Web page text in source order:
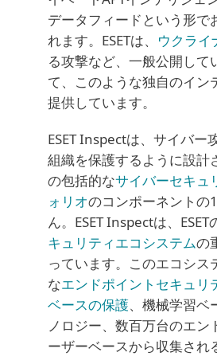
データフィードという形で
れます。ESETは、 ウクライ
る攻撃など、一般公開して
て、このような独自のイン
提供しています。
ESET Inspectは、サイバー
組織を保護するように設計
の包括的なサイバーセキュ
ォリオのコンポーネントの
ん。ESET Inspectは、ESET
キュリティエコシステムの
っています。このエコシス
なエンドポイントセキュリ
ベースの保護、機械学習ベ
ノロジー、数百万台のエン
ーザーベースから収集され